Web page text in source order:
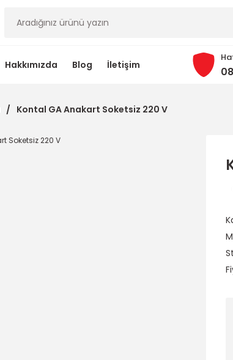
Hakkımızda Blog İletişim
Kontal GA Anakart Soketsiz 220 V